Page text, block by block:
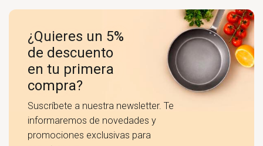
¿Quieres un 5%
de descuento
en tu primera
compra?
Suscríbete a nuestra newsletter. Te
informaremos de novedades y
promociones exclusivas para